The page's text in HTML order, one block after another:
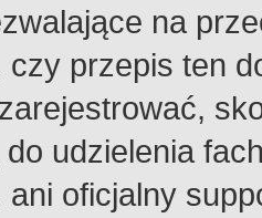
na
czy przepis ten
udzielenia
ani oficjalny